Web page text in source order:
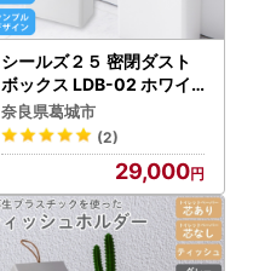
シールズ２５ 密閉ダスト
ボックス LDB-02 ホワイ
ト ／ ゴミ箱 臭い漏れ防止
スリムデザイン プッシュ
開閉 ライクイット like-it
奈良県葛城市
(2)
29,000